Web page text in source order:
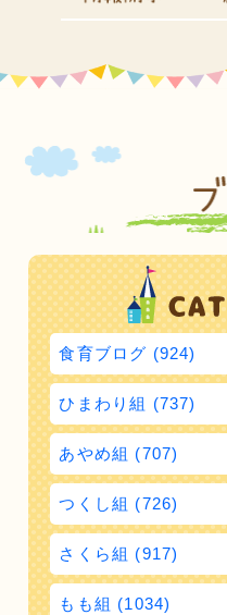
食育ブログ (924)
ひまわり組 (737)
あやめ組 (707)
つくし組 (726)
さくら組 (917)
もも組 (1034)